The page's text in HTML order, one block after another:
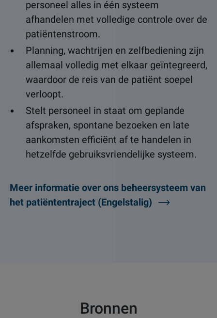
personeel alles in één systeem
afhandelen met volledige controle over de
patiëntenstroom.
Planning, wachtrijen en zelfbediening zijn
allemaal volledig met elkaar geïntegreerd,
waardoor de reis van de patiënt soepel
verloopt.
Stelt personeel in staat om geplande
afspraken, spontane bezoeken en late
aankomsten efficiënt af te handelen in
hetzelfde gebruiksvriendelijke systeem.
Meer informatie over ons beheersysteem van
het patiëntentraject (Engelstalig)
Bronnen